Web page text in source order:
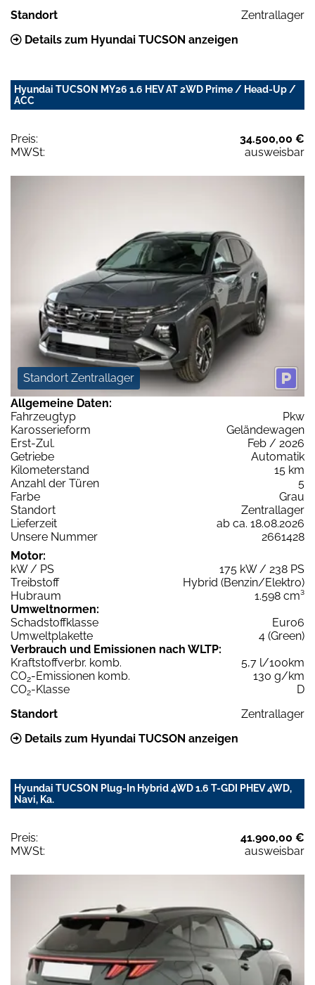
Standort
Zentrallager
Details zum Hyundai TUCSON anzeigen
Hyundai TUCSON MY26 1.6 HEV AT 2WD Prime / Head-Up /
ACC
Preis:
34.500,00 €
MWSt:
ausweisbar
Standort Zentrallager
Allgemeine Daten:
Fahrzeugtyp
Pkw
Karosserieform
Geländewagen
Erst-Zul.
Feb / 2026
Getriebe
Automatik
Kilometerstand
15 km
Anzahl der Türen
5
Farbe
Grau
Standort
Zentrallager
Lieferzeit
ab ca. 18.08.2026
Unsere Nummer
2661428
Motor:
kW / PS
175 kW / 238 PS
Treibstoff
Hybrid (Benzin/Elektro)
Hubraum
1.598 cm³
Umweltnormen:
Schadstoffklasse
Euro6
Umweltplakette
4 (Green)
Verbrauch und Emissionen nach WLTP:
Kraftstoffverbr. komb.
5,7 l/100km
CO2-Emissionen komb.
130 g/km
CO2-Klasse
D
Standort
Zentrallager
Details zum Hyundai TUCSON anzeigen
Hyundai TUCSON Plug-In Hybrid 4WD 1.6 T-GDI PHEV 4WD,
Navi, Ka.
Preis:
41.900,00 €
MWSt:
ausweisbar